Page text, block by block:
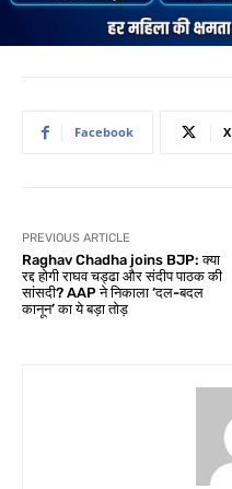
Facebook X
PREVIOUS ARTICLE
Raghav Chadha joins BJP: क्या
रद्द होगी राघव चड्ढा और संदीप पाठक की
सांसदी? AAP ने निकाला ‘दल-बदल
कानून’ का ये बड़ा तोड़